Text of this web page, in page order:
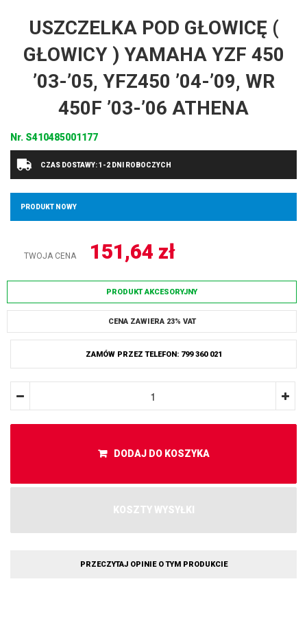
USZCZELKA POD GŁOWICĘ (
GŁOWICY ) YAMAHA YZF 450
’03-’05, YFZ450 ’04-’09, WR
450F ’03-’06 ATHENA
Nr. S410485001177
CZAS DOSTAWY: 1-2 DNI ROBOCZYCH
PRODUKT NOWY
TWOJA CENA 151,64 zł
PRODUKT AKCESORYJNY
CENA ZAWIERA 23% VAT
ZAMÓW PRZEZ TELEFON: 799 360 021
DODAJ DO KOSZYKA
KOSZTY WYSYŁKI
PRZECZYTAJ OPINIE O TYM PRODUKCIE